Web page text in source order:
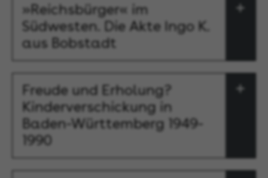
»Reichsbürger« im
Südwesten. Die Akte Ingo K.
aus Bobstadt
Freude und Erholung?
Kinderverschickung in
Baden-Württemberg 1949-
1990